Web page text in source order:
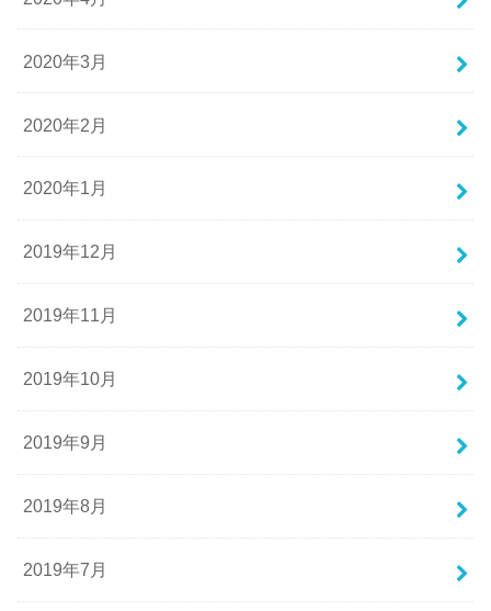
2020年3月
2020年2月
2020年1月
2019年12月
2019年11月
2019年10月
2019年9月
2019年8月
2019年7月